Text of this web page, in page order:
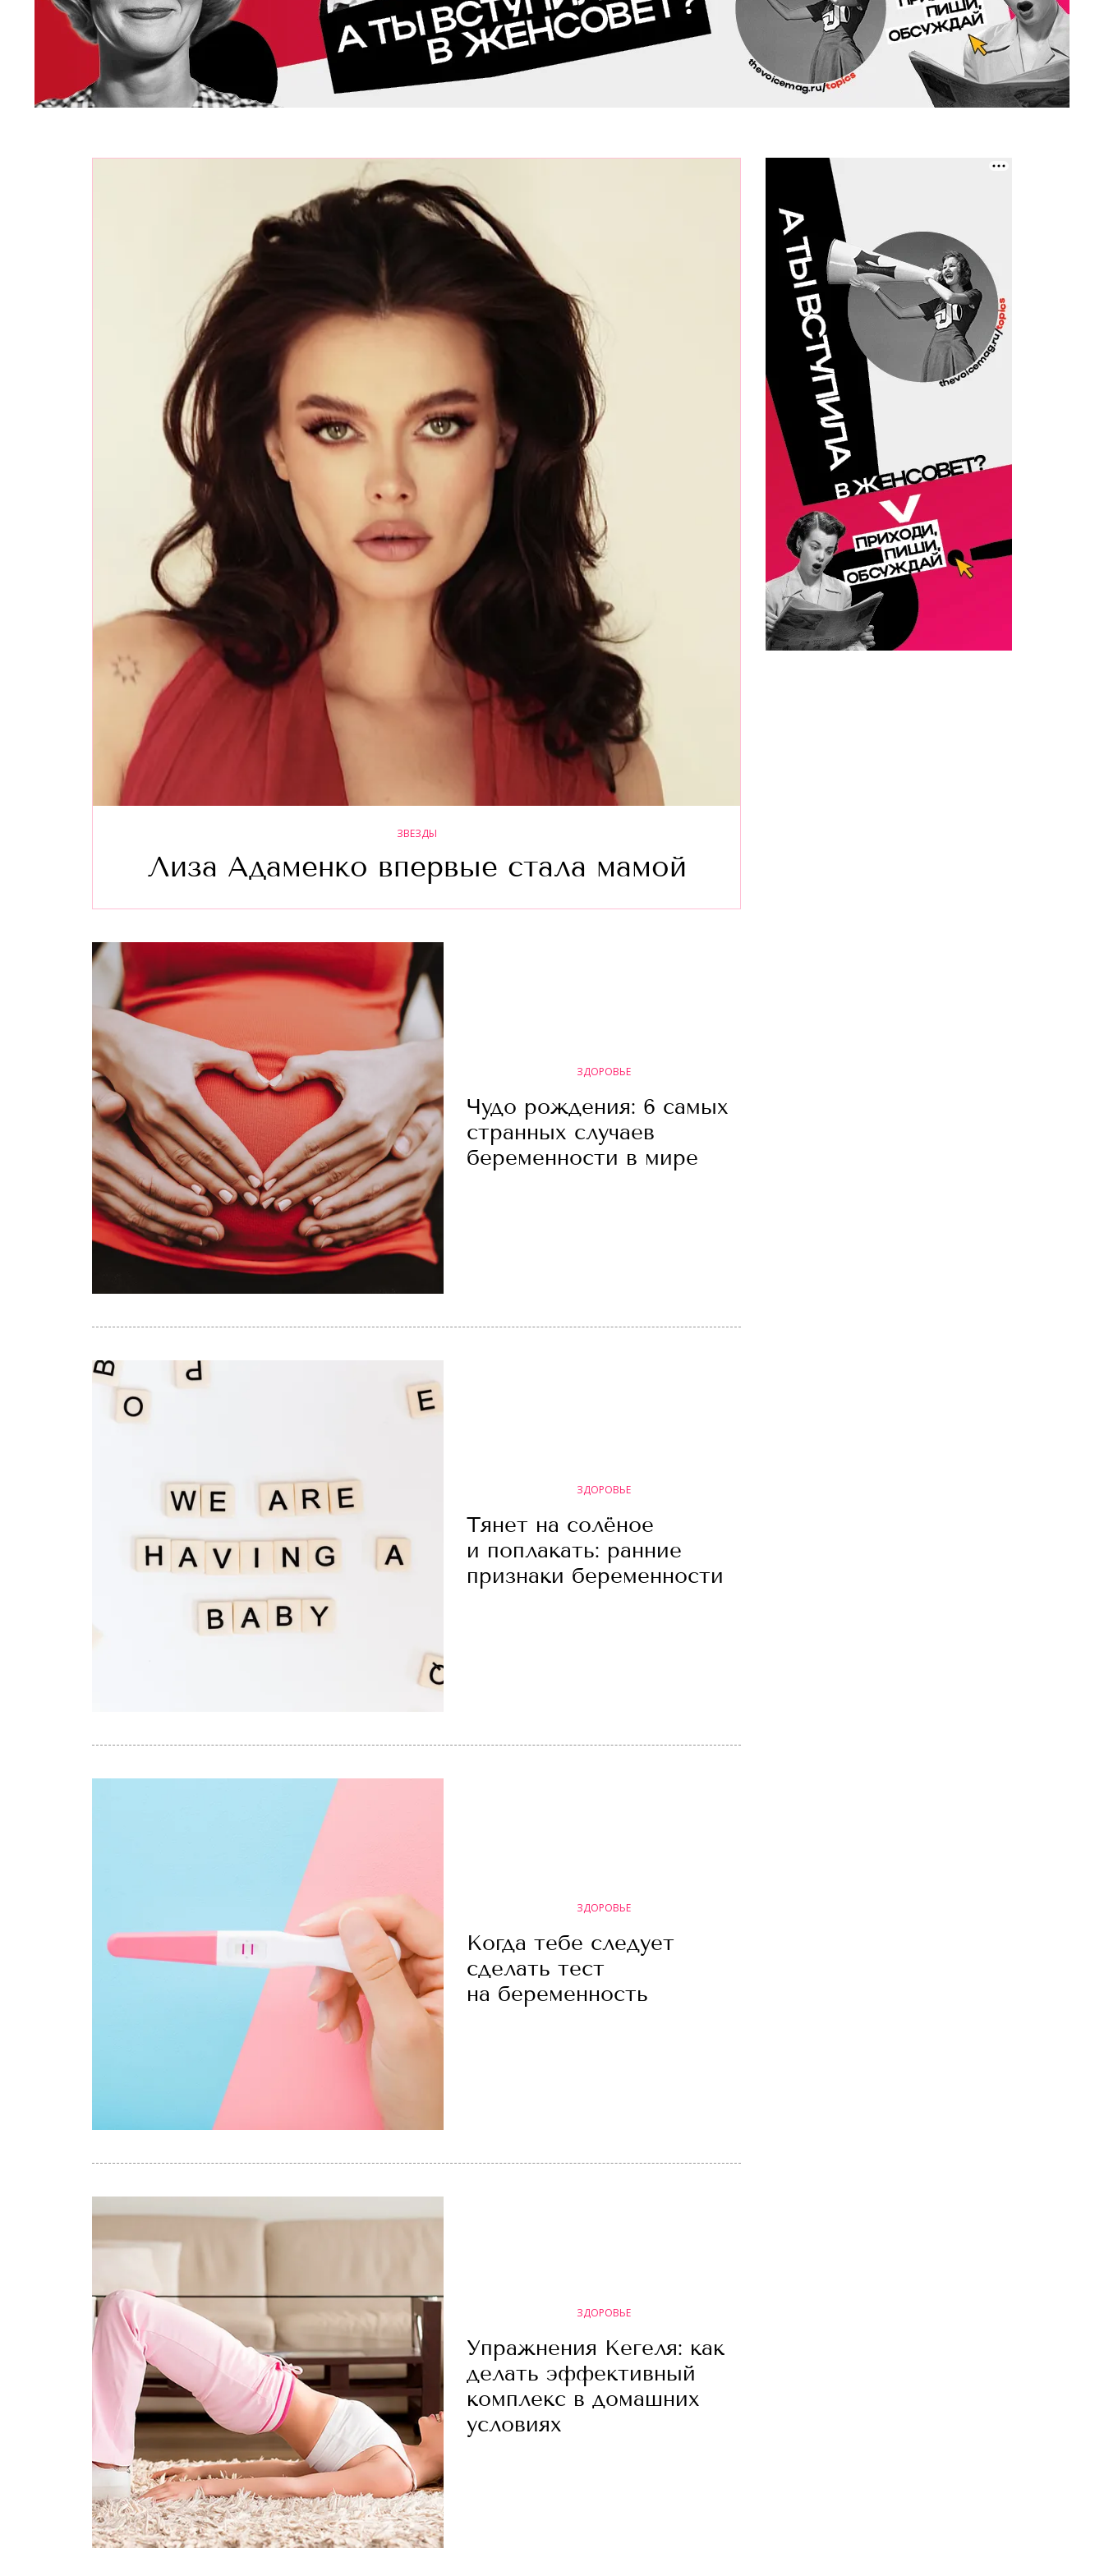
ЗВЕЗДЫ
Лиза Адаменко впервые стала мамой
ЗДОРОВЬЕ
Чудо рождения: 6 самых
странных случаев
беременности в мире
ЗДОРОВЬЕ
Тянет на солёное
и поплакать: ранние
признаки беременности
ЗДОРОВЬЕ
Когда тебе следует
сделать тест
на беременность
ЗДОРОВЬЕ
Упражнения Кегеля: как
делать эффективный
комплекс в домашних
условиях